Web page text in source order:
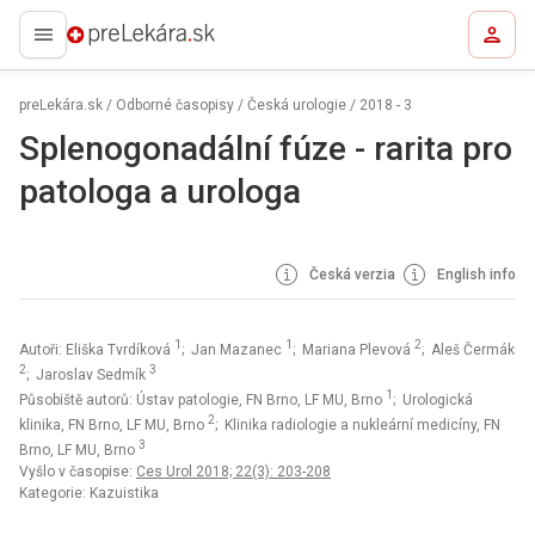
preLekára.sk
preLekára.sk / Odborné časopisy / Česká urologie / 2018 - 3
Splenogonadální fúze - rarita pro
patologa a urologa
Česká verzia English info
Autoři: Eliška Tvrdíková 1 ; Jan Mazanec 1 ; Mariana Plevová 2; Aleš Čermák
2; Jaroslav Sedmík 3
Působiště autorů: Ústav patologie, FN Brno, LF MU, Brno 1 ; Urologická
klinika, FN Brno, LF MU, Brno 2; Klinika radiologie a nukleární medicíny, FN
Brno, LF MU, Brno 3
Vyšlo v časopise: Ces Urol 2018; 22(3): 203-208
Kategorie: Kazuistika